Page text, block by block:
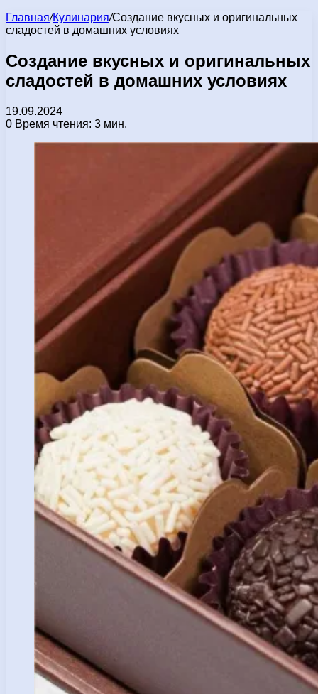
Главная/Кулинария/Создание вкусных и оригинальных
сладостей в домашних условиях
Создание вкусных и оригинальных
сладостей в домашних условиях
19.09.2024
0 Время чтения: 3 мин.